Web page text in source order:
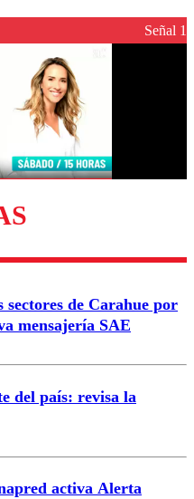
Señal 1
sectores de Carahue por
mensajería SAE
del país: revisa la
activa Alerta